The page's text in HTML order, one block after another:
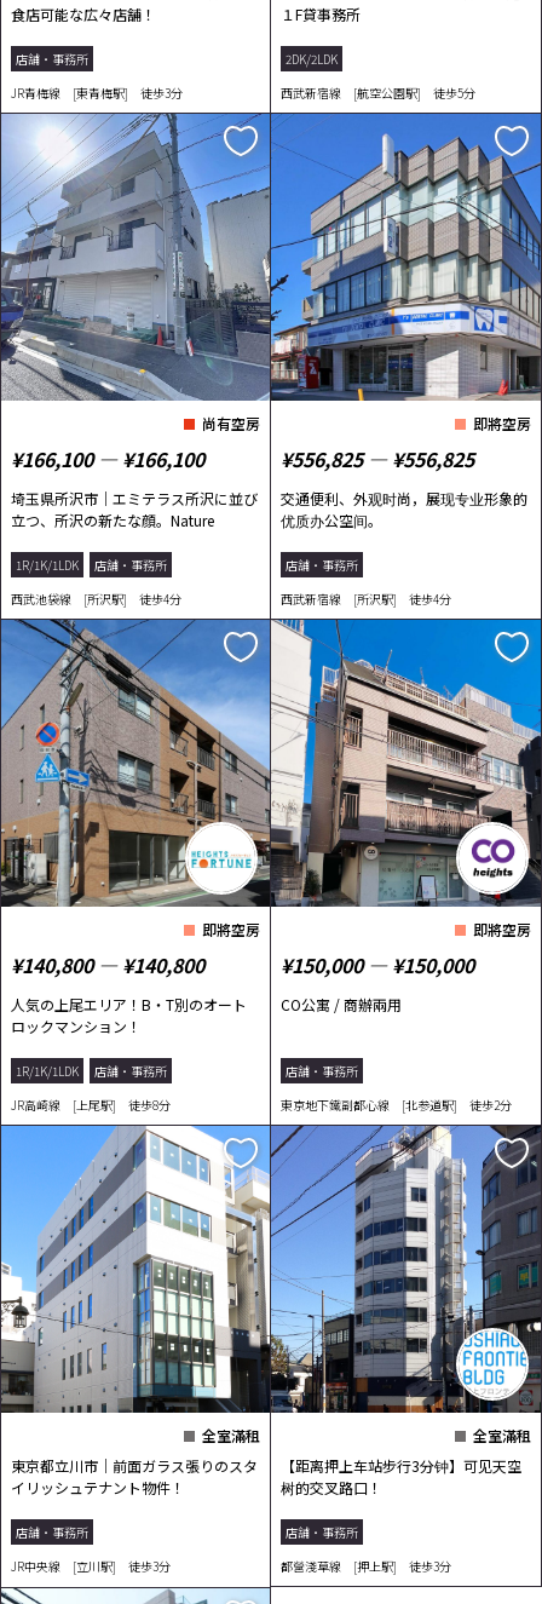
食店可能な広々店舗！
店舗・事務所
JR青梅線 [東青梅駅] 徒歩3分
１F貸事務所
2DK/2LDK
西武新宿線 [航空公園駅] 徒歩5分
尚有空房
¥166,100 ― ¥166,100
埼玉県所沢市｜エミテラス所沢に並び
立つ、所沢の新たな顔。Nature
1R/1K/1LDK
店舗・事務所
西武池袋線 [所沢駅] 徒歩4分
即將空房
¥556,825 ― ¥556,825
交通便利、外观时尚，展现专业形象的
优质办公空间。
店舗・事務所
西武新宿線 [所沢駅] 徒歩4分
即將空房
¥140,800 ― ¥140,800
人気の上尾エリア！B・T別のオート
ロックマンション！
1R/1K/1LDK
店舗・事務所
JR高崎線 [上尾駅] 徒歩8分
即將空房
¥150,000 ― ¥150,000
CO公寓 / 商辦兩用
店舗・事務所
東京地下鐵副都心線 [北参道駅] 徒歩2分
全室滿租
東京都立川市｜前面ガラス張りのスタ
イリッシュテナント物件！
店舗・事務所
JR中央線 [立川駅] 徒歩3分
全室滿租
【距离押上车站步行3分钟】可见天空
树的交叉路口！
店舗・事務所
都營淺草線 [押上駅] 徒歩3分